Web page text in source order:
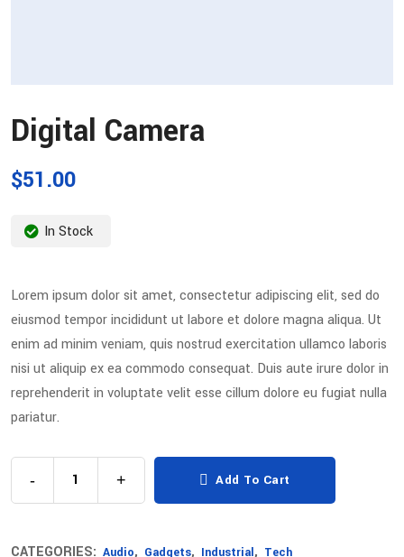
Digital Camera
$51.00
In Stock
Lorem ipsum dolor sit amet, consectetur adipiscing elit, sed do
eiusmod tempor incididunt ut labore et dolore magna aliqua. Ut
enim ad minim veniam, quis nostrud exercitation ullamco laboris
nisi ut aliquip ex ea commodo consequat. Duis aute irure dolor in
reprehenderit in voluptate velit esse cillum dolore eu fugiat nulla
pariatur.
- + Add To Cart
CATEGORIES: Audio, Gadgets, Industrial, Tech